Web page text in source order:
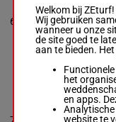
6
Nathalie de
Vreede
M/7 - 2100m-
1'14"1
3a Da (2024) 6a
Da Da
M/7
Niels Jongejans-
Chiel Wildhagen
Welkom bij ZEturf!
Wij gebruiken
wanneer u onze
de site goed te
aan te bieden.
het
en apps.
website te